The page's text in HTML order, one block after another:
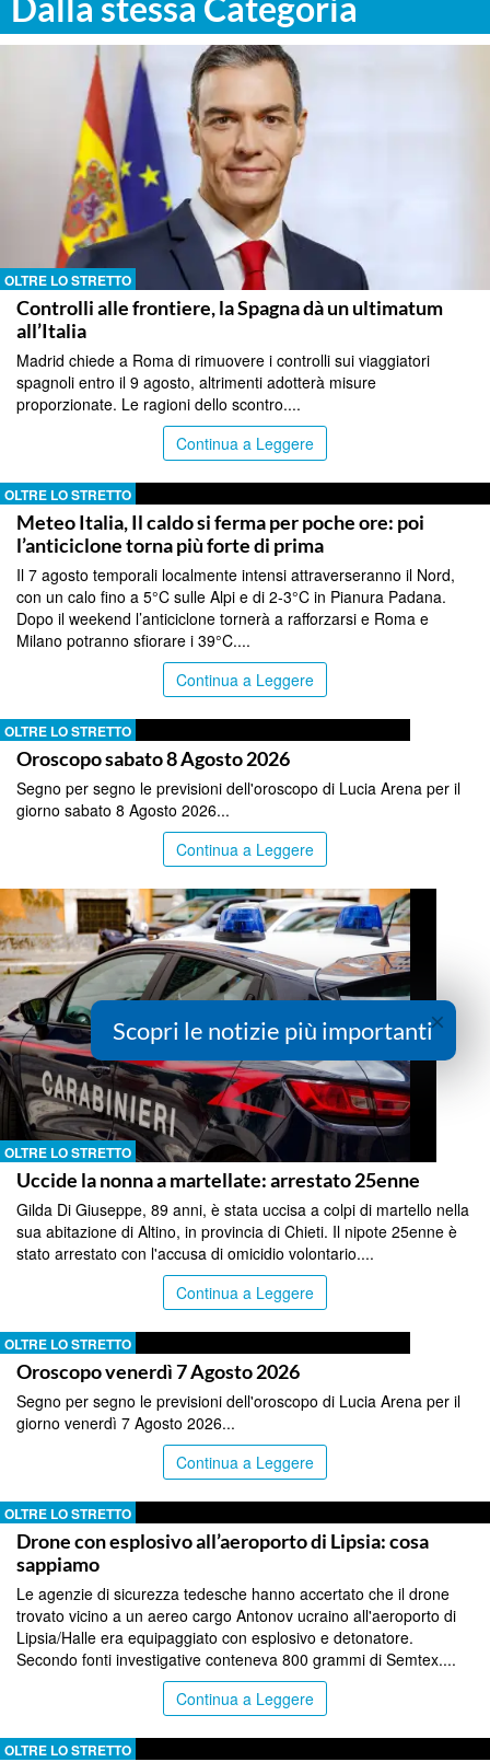
OLTRE LO STRETTO
Controlli alle frontiere, la Spagna dà un ultimatum
all’Italia
Madrid chiede a Roma di rimuovere i controlli sui viaggiatori
spagnoli entro il 9 agosto, altrimenti adotterà misure
proporzionate. Le ragioni dello scontro....
Continua a Leggere
OLTRE LO STRETTO
Meteo Italia, Il caldo si ferma per poche ore: poi
l’anticiclone torna più forte di prima
Il 7 agosto temporali localmente intensi attraverseranno il Nord,
con un calo fino a 5°C sulle Alpi e di 2-3°C in Pianura Padana.
Dopo il weekend l’anticiclone tornerà a rafforzarsi e Roma e
Milano potranno sfiorare i 39°C....
Continua a Leggere
OLTRE LO STRETTO
Oroscopo sabato 8 Agosto 2026
Segno per segno le previsioni dell'oroscopo di Lucia Arena per il
giorno sabato 8 Agosto 2026...
Continua a Leggere
OLTRE LO STRETTO
Uccide la nonna a martellate: arrestato 25enne
Gilda Di Giuseppe, 89 anni, è stata uccisa a colpi di martello nella
sua abitazione di Altino, in provincia di Chieti. Il nipote 25enne è
stato arrestato con l'accusa di omicidio volontario....
Continua a Leggere
OLTRE LO STRETTO
Oroscopo venerdì 7 Agosto 2026
Segno per segno le previsioni dell'oroscopo di Lucia Arena per il
giorno venerdì 7 Agosto 2026...
Continua a Leggere
OLTRE LO STRETTO
Drone con esplosivo all’aeroporto di Lipsia: cosa
sappiamo
Le agenzie di sicurezza tedesche hanno accertato che il drone
trovato vicino a un aereo cargo Antonov ucraino all'aeroporto di
Lipsia/Halle era equipaggiato con esplosivo e detonatore.
Secondo fonti investigative conteneva 800 grammi di Semtex....
Continua a Leggere
OLTRE LO STRETTO
×
Scopri le notizie più importanti